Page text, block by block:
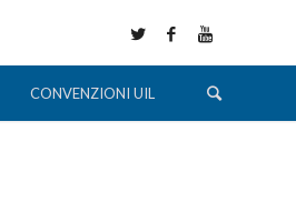
CONVENZIONI UIL